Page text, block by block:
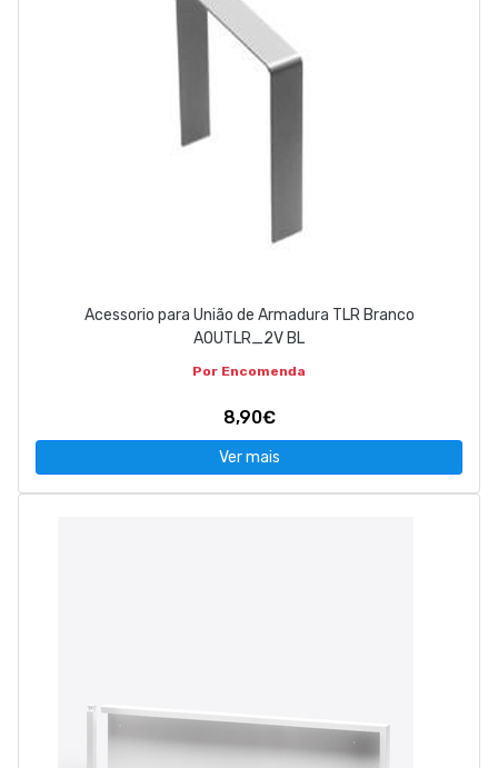
Acessorio para União de Armadura TLR Branco
AOUTLR_2V BL
Por Encomenda
8,90€
Ver mais